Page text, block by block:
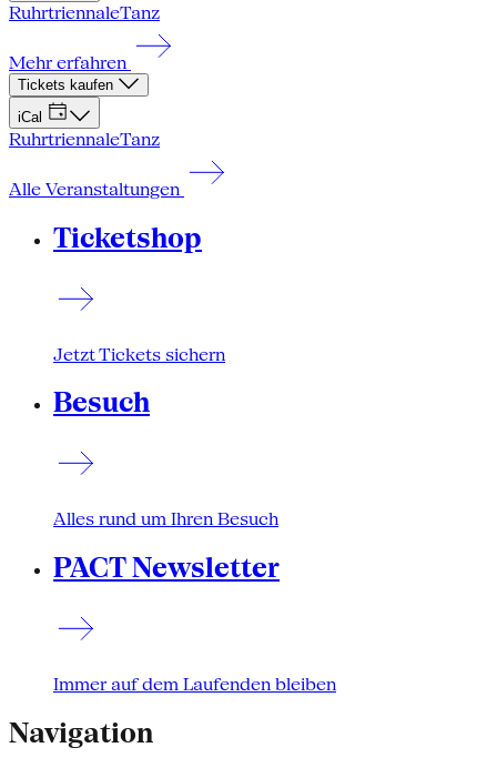
RuhrtriennaleTanz
Mehr erfahren
Tickets kaufen
iCal
RuhrtriennaleTanz
Alle Veranstaltungen
Ticketshop
Jetzt Tickets sichern
Besuch
Alles rund um Ihren Besuch
PACT Newsletter
Immer auf dem Laufenden bleiben
Navigation